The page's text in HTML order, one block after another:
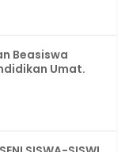
Beasiswa
Umat.